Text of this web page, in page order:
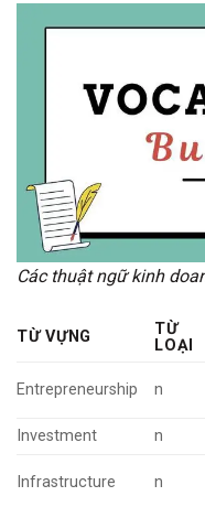
Các thuật ngữ kinh
TỪ VỰNG
TỪ
LOẠI
Entrepreneurship n
Investment
n
Infrastructure n